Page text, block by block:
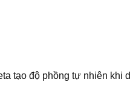
tạo độ phồng tự nhiên khi